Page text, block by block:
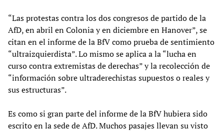
“Las protestas contra los dos congresos de partido de la
AfD, en abril en Colonia y en diciembre en Hanover”, se
citan en el informe de la BfV como prueba de sentimiento
“ultraizquierdista”. Lo mismo se aplica a la “lucha en
curso contra extremistas de derechas” y la recolección de
“información sobre ultraderechistas supuestos o reales y
sus estructuras”.
Es como si gran parte del informe de la BfV hubiera sido
escrito en la sede de AfD. Muchos pasajes llevan su visto